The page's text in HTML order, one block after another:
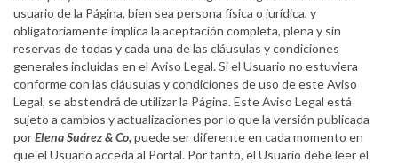
usuario de la Página, bien sea persona física o jurídica, y
obligatoriamente implica la aceptación completa, plena y sin
reservas de todas y cada una de las cláusulas y condiciones
generales incluidas en el Aviso Legal. Si el Usuario no estuviera
conforme con las cláusulas y condiciones de uso de este Aviso
Legal, se abstendrá de utilizar la Página. Este Aviso Legal está
sujeto a cambios y actualizaciones por lo que la versión publicada
porElena Suárez & Co,puede ser diferente en cada momento en
que el Usuario acceda al Portal. Por tanto, el Usuario debe leer el